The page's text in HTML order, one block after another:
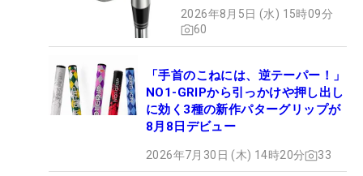
2026年8月5日 (水) 15時09分
60
「手首のこねには、逆テーパー！」
NO1-GRIPから引っかけや押し出し
に効く3種の新作パターグリップが
8月8日デビュー
2026年7月30日 (木) 14時20分 33